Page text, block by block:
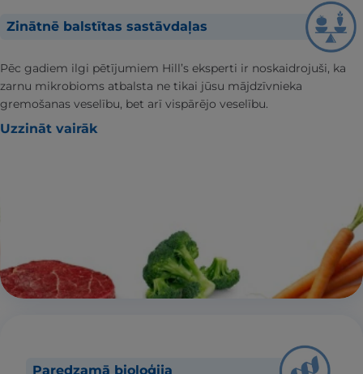
Zinātnē balstītas sastāvdaļas
Pēc gadiem ilgi pētījumiem Hill’s eksperti ir noskaidrojuši, ka
zarnu mikrobioms atbalsta ne tikai jūsu mājdzīvnieka
gremošanas veselību, bet arī vispārējo veselību.
Uzzināt vairāk
Paredzamā bioloģija